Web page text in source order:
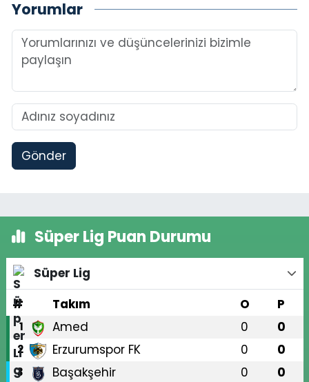
Yorumlar
Gönder
Süper Lig Puan Durumu
Süper Lig
#
Takım O P
1 Amed 0 0
2 Erzurumspor FK 0 0
3 Başakşehir 0 0